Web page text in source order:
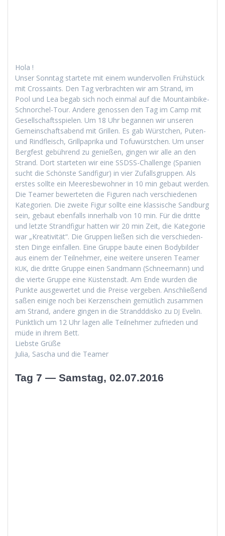
Hola !
Unser Son­ntag startete mit einem wun­der­vollen Früh­stück
mit Cros­saints. Den Tag ver­bracht­en wir am Strand, im
Pool und Lea begab sich noch ein­mal auf die Moun­tain­bike-
Schnorchel-Tour. Andere genossen den Tag im Camp mit
Gesellschaftsspie­len. Um 18 Uhr began­nen wir unseren
Gemein­schaftsabend mit Grillen. Es gab Würstchen, Puten-
und Rind­fleisch, Grill­pa­pri­ka und Tofuwürstchen. Um unser
Bergfest gebührend zu genießen, gin­gen wir alle an den
Strand. Dort starteten wir eine SSDSS-Chal­lenge (Spanien
sucht die Schön­ste Sand­fig­ur) in vier Zufalls­grup­pen. Als
erstes sollte ein Meeres­be­wohn­er in 10 min gebaut wer­den.
Die Team­er bew­erteten die Fig­uren nach ver­schiede­nen
Kat­e­gorien. Die zweite Fig­ur sollte eine klas­sis­che Sand­burg
sein, gebaut eben­falls inner­halb von 10 min. Für die dritte
und let­zte Strand­fig­ur hat­ten wir 20 min Zeit, die Kat­e­gorie
war „Kreativ­ität“. Die Grup­pen ließen sich die ver­schieden­
sten Dinge ein­fall­en. Eine Gruppe baute einen Body­bilder
aus einem der Teil­nehmer, eine weit­ere unseren Team­er
KUK, die dritte Gruppe einen Sand­mann (Schnee­mann) und
die vierte Gruppe eine Küsten­stadt. Am Ende wur­den die
Punk­te aus­gew­ertet und die Preise vergeben. Anschließend
saßen einige noch bei Kerzen­schein gemütlich zusam­men
am Strand, andere gin­gen in die Strand­ddisko zu DJ Evelin.
Pünk­tlich um 12 Uhr lagen alle Teil­nehmer zufrieden und
müde in ihrem Bett.
Lieb­ste Grüße
Julia, Sascha und die Teamer
Tag 7 — Samstag, 02.07.2016